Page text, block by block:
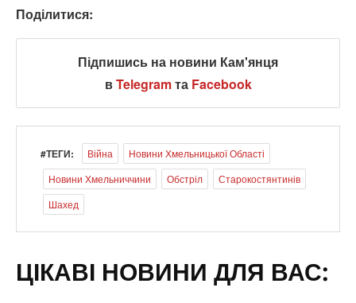
Поділитися:
Підпишись на новини Кам'янця
вTelegramта Facebook
#ТЕГИ: Війна
Новини Хмельницької Області
Новини Хмельниччини
Обстріл
Старокостянтинів
Шахед
ЦІКАВІ НОВИНИ ДЛЯ ВАС: